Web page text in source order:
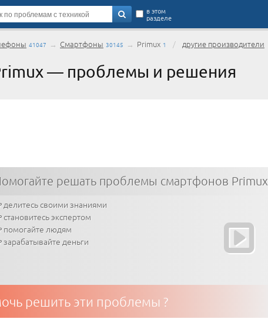
в этом
разделе
41047 → Смартфоны 30145 → Primux 1 / другие производители
— проблемы и решения
решать проблемы смартфонов Primux
делитесь своими знаниями
становитесь экспертом
помогайте людям
зарабатывайте деньги
решить эти проблемы ?